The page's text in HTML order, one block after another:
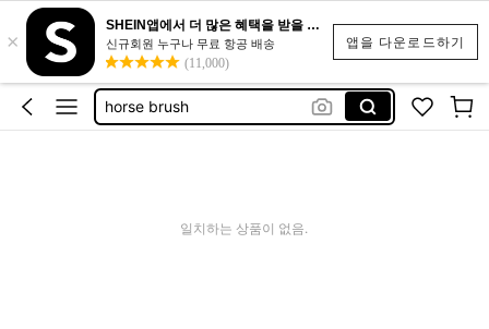
앱을 다운로드하기
×
SHEIN앱에서 더 많은 혜택을 받을 수 있어요.
신규회원 누구나 무료 항공 배송
(11,000)
مشاطة خيل
grooming horses
مشط للخيل
horse brush
일치하는 상품이 없음.